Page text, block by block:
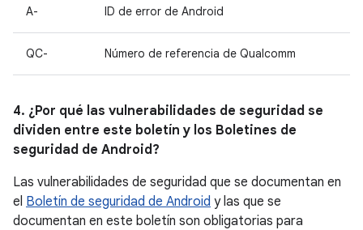
A- ID de error de Android
QC- Número de referencia de Qualcomm
4. ¿Por qué las vulnerabilidades de seguridad se
dividen entre este boletín y los Boletines de
seguridad de Android?
Las vulnerabilidades de seguridad que se documentan en
el Boletín de seguridad de Android y las que se
documentan en este boletín son obligatorias para